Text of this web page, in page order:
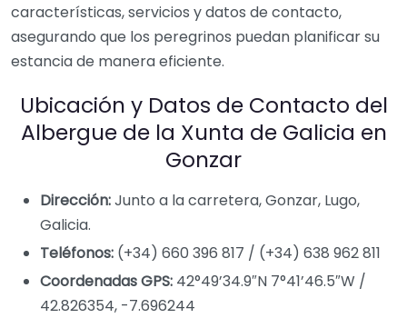
características, servicios y datos de contacto,
asegurando que los peregrinos puedan planificar su
estancia de manera eficiente.
Ubicación y Datos de Contacto del
Albergue de la Xunta de Galicia en
Gonzar
Dirección:Junto a la carretera, Gonzar, Lugo,
Galicia.
Teléfonos: (+34) 660 396 817 / (+34) 638 962 811
Coordenadas GPS: 42°49’34.9″N 7°41’46.5″W /
42.826354, -7.696244